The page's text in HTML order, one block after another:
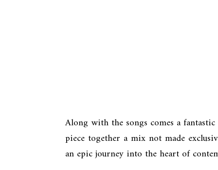
Along with the songs comes a
piece together a mix not made
an epic journey into the heart of